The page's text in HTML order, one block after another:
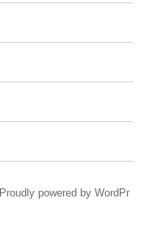
Proudly powered by WordPr